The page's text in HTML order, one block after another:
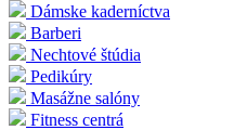
Dámske kaderníctva
Barberi
Nechtové štúdia
Pedikúry
Masážne salóny
Fitness centrá